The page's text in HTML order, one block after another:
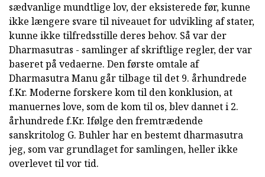
sædvanlige mundtlige lov, der eksisterede før, kunne
ikke længere svare til niveauet for udvikling af stater,
kunne ikke tilfredsstille deres behov. Så var der
Dharmasutras - samlinger af skriftlige regler, der var
baseret på vedaerne. Den første omtale af
Dharmasutra Manu går tilbage til det 9. århundrede
f.Kr. Moderne forskere kom til den konklusion, at
manuernes love, som de kom til os, blev dannet i 2.
århundrede f.Kr. Ifølge den fremtrædende
sanskritolog G. Buhler har en bestemt dharmasutra
jeg, som var grundlaget for samlingen, heller ikke
overlevet til vor tid.